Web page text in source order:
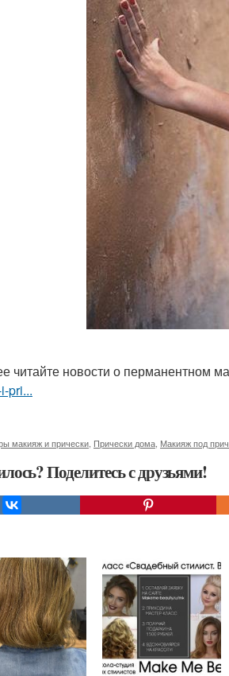
читайте новости о перманентном
pri...
макияж и прически Прически дома Макияж под
Поделитесь с друзьями!